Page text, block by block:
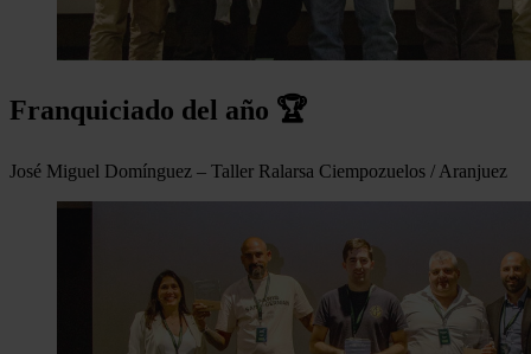
Franquiciado del año 🏆
José Miguel Domínguez – Taller Ralarsa Ciempozuelos / Aranjuez